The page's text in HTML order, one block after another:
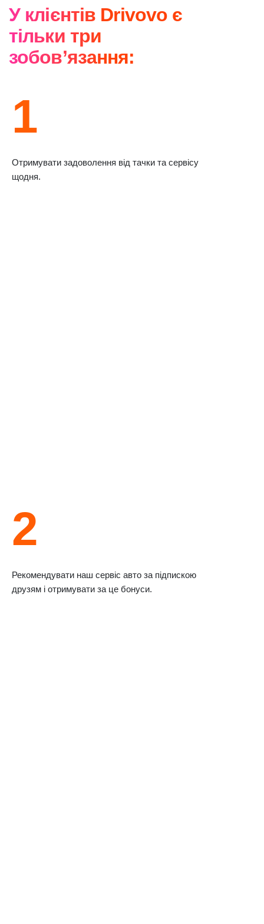
У клієнтів Drivovo є
тільки три
зобов’язання:
1
Отримувати задоволення від тачки та сервісу
щодня.
2
Рекомендувати наш сервіс авто за підпискою
друзям і отримувати за це бонуси.